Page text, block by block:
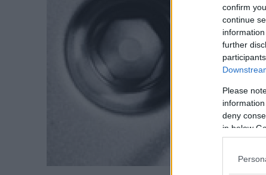
confirm
continue
further
Please
deny
in below